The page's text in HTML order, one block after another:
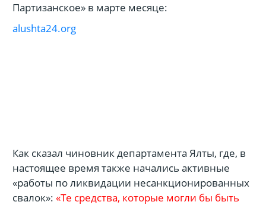
Партизанское» в марте месяце:
alushta24.org
Как сказал чиновник департамента Ялты, где, в
настоящее время также начались активные
«работы по ликвидации несанкционированных
свалок»: «Те средства, которые могли бы быть